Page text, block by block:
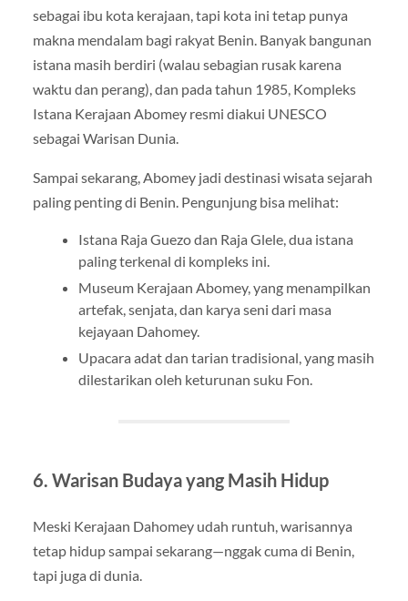
sebagai ibu kota kerajaan, tapi kota ini tetap punya
makna mendalam bagi rakyat Benin. Banyak bangunan
istana masih berdiri (walau sebagian rusak karena
waktu dan perang), dan pada tahun 1985, Kompleks
Istana Kerajaan Abomey resmi diakui UNESCO
sebagai Warisan Dunia.
Sampai sekarang, Abomey jadi destinasi wisata sejarah
paling penting di Benin. Pengunjung bisa melihat:
Istana Raja Guezo dan Raja Glele, dua istana
paling terkenal di kompleks ini.
Museum Kerajaan Abomey, yang menampilkan
artefak, senjata, dan karya seni dari masa
kejayaan Dahomey.
Upacara adat dan tarian tradisional, yang masih
dilestarikan oleh keturunan suku Fon.
6. Warisan Budaya yang Masih Hidup
Meski Kerajaan Dahomey udah runtuh, warisannya
tetap hidup sampai sekarang—nggak cuma di Benin,
tapi juga di dunia.